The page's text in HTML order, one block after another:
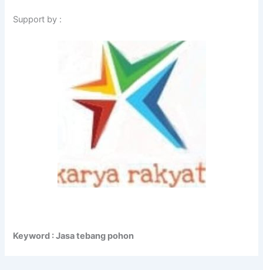
Support by :
Keyword : Jasa tebang pohon